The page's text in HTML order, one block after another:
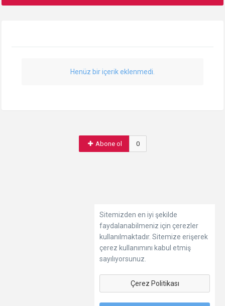
Henüz bir içerik eklenmedi.
Abone ol 0
Sitemizden en iyi şekilde
faydalanabilmeniz için çerezler
kullanılmaktadır. Sitemize erişerek
çerez kullanımını kabul etmiş
sayılıyorsunuz.
Çerez Politikası